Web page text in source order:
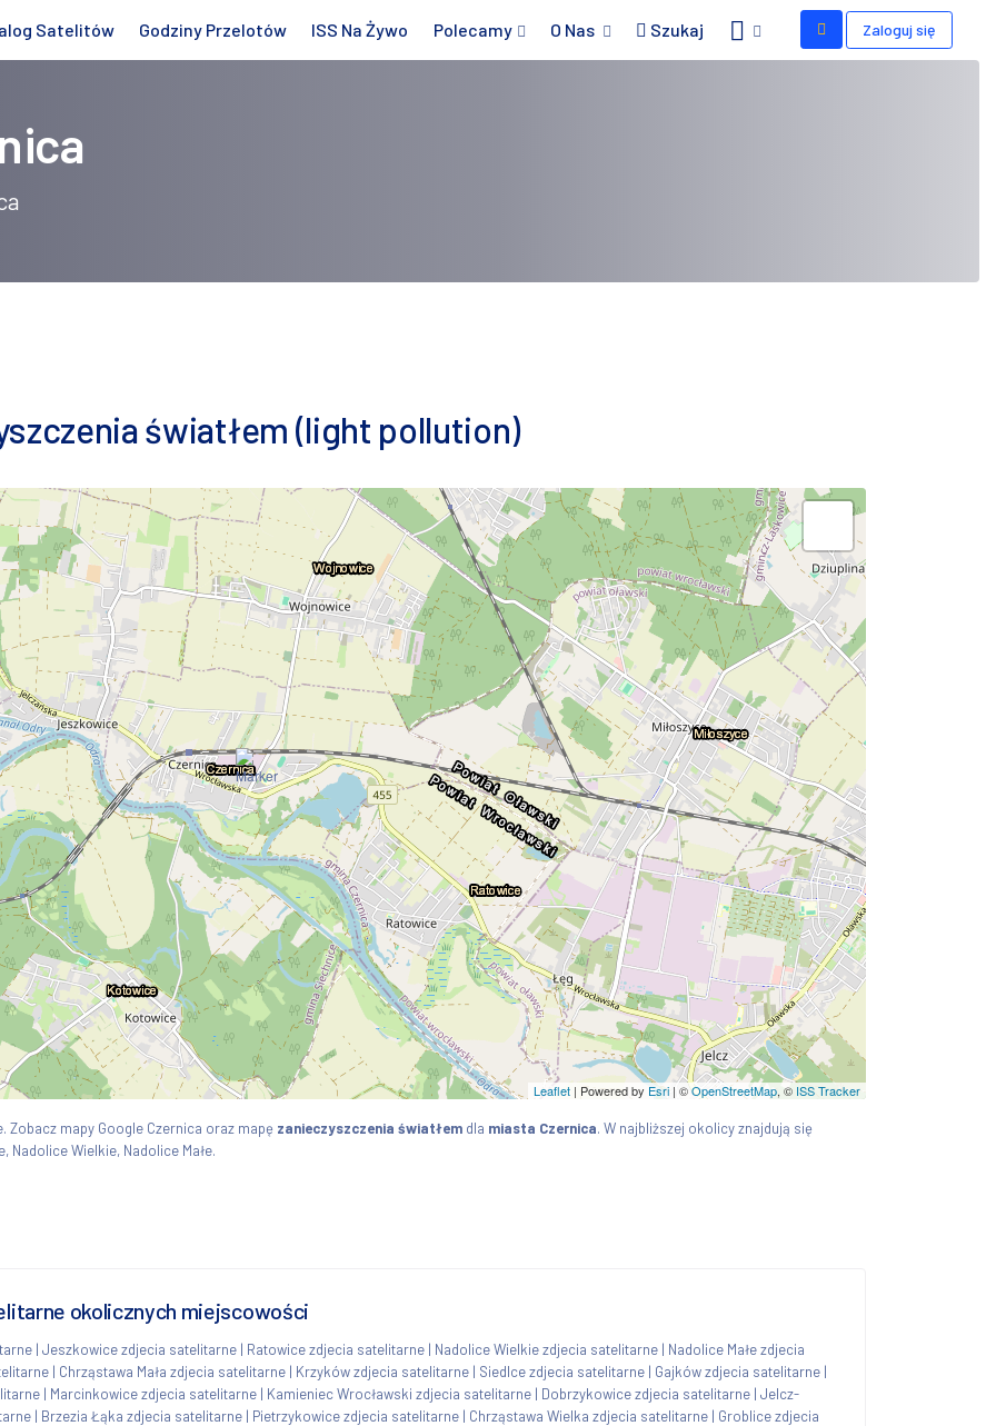
Satelitów Godziny Przelotów ISS Na Żywo Polecamy O Nas Szukaj Zaloguj się
światłem (light pollution)
Leaflet | Powered by Esri | ©OpenStreetMap, © ISS Tracker
mapy Google Czernica oraz mapę zanieczyszczenia światłem dla miasta Czernica. W najbliższej okolicy znajdują się
Wielkie, Nadolice Małe.
okolicznych miejscowości
| Jeszkowice zdjecia satelitarne | Ratowice zdjecia satelitarne | Nadolice Wielkie zdjecia satelitarne | Nadolice Małe zdjecia
| Chrząstawa Mała zdjecia satelitarne | Krzyków zdjecia satelitarne | Siedlce zdjecia satelitarne | Gajków zdjecia satelitarne |
| Marcinkowice zdjecia satelitarne | Kamieniec Wrocławski zdjecia satelitarne | Dobrzykowice zdjecia satelitarne | Jelcz-
| Brzezia Łąka zdjecia satelitarne | Pietrzykowice zdjecia satelitarne | Chrząstawa Wielka zdjecia satelitarne | Groblice zdjecia